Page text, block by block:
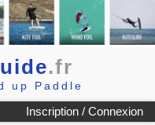
.fr
up Paddle
Inscription / Connexion